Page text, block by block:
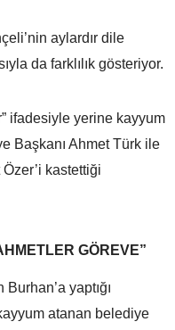
aylardır dile
da farklılık gösteriyor.
ifadesiyle yerine kayyum
Başkanı Ahmet Türk ile
kastettiği
GÖREVE”
yaptığı
atanan belediye